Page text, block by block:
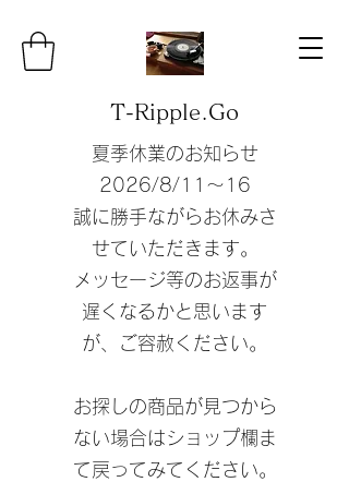
T-Ripple.Go
夏季休業のお知らせ
​2026/8/11〜16
誠に勝手ながらお休みさ
せていただきます。
​メッセージ等のお返事が
遅くなるかと思います
が、ご容赦ください。
​お探しの商品が見つから
ない場合はショップ欄ま
て戻ってみてください。